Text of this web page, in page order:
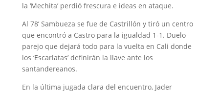
la ‘Mechita’ perdió frescura e ideas en ataque.
Al 78’ Sambueza se fue de Castrillón y tiró un centro
que encontró a Castro para la igualdad 1-1. Duelo
parejo que dejará todo para la vuelta en Cali donde
los ‘Escarlatas’ definirán la llave ante los
santandereanos.
En la última jugada clara del encuentro, Jader